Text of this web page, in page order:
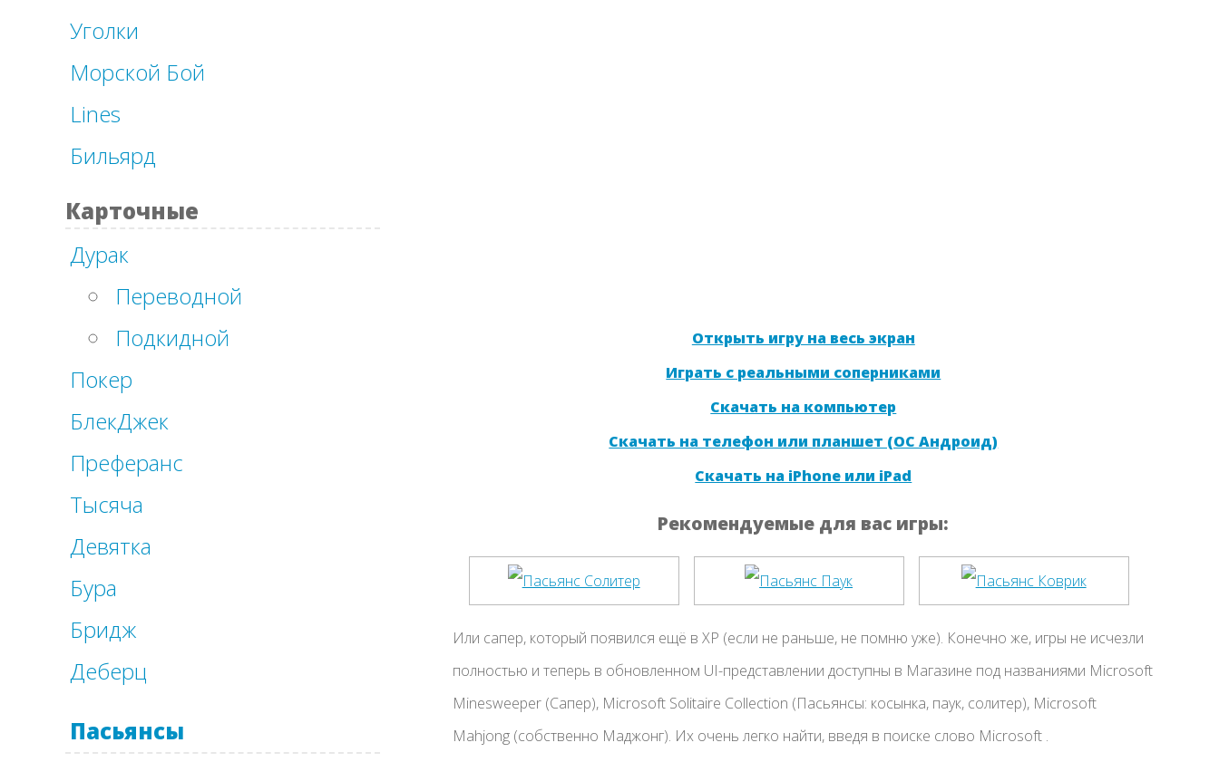
Уголки
Морской Бой
Lines
Бильярд
Карточные
Дурак
Переводной
Подкидной
Покер
БлекДжек
Преферанс
Тысяча
Девятка
Бура
Бридж
Деберц
Пасьянсы
Открыть игру на весь экран
Играть с реальными соперниками
Скачать на компьютер
Скачать на телефон или планшет (ОС Андроид)
Скачать на iPhone или iPad
Рекомендуемые для вас игры:
Или сапер, который появился ещё в XP (если не раньше, не помню уже). Конечно же, игры не исчезли
полностью и теперь в обновленном UI-представлении доступны в Магазине под названиями Microsoft
Minesweeper (Сапер), Microsoft Solitaire Collection (Пасьянсы: косынка, паук, солитер), Microsoft
Mahjong (собственно Маджонг). Их очень легко найти, введя в поиске слово Microsoft .